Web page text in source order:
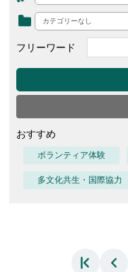
カテゴリーなし
フリーワード
おすすめ
ボランティア体験
多文化共生・国際協力